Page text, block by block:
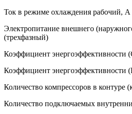
Ток в режиме охлаждения рабочий, А
Электропитание внешнего
(трехфазный)
Коэффициент энергоэффективности
Коэффициент энергоэффективности
Количество компрессоров в контуре
Количество подключаемых